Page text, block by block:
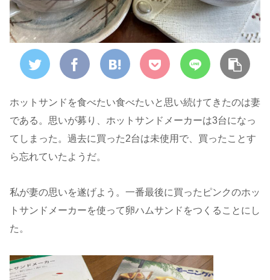
ホットサンドを食べたい食べたいと思い続けてきたのは妻
である。思いが募り、ホットサンドメーカーは3台になっ
てしまった。過去に買った2台は未使用で、買ったことす
ら忘れていたようだ。
私が妻の思いを遂げよう。一番最後に買ったピンクのホッ
トサンドメーカーを使って卵ハムサンドをつくることにし
た。